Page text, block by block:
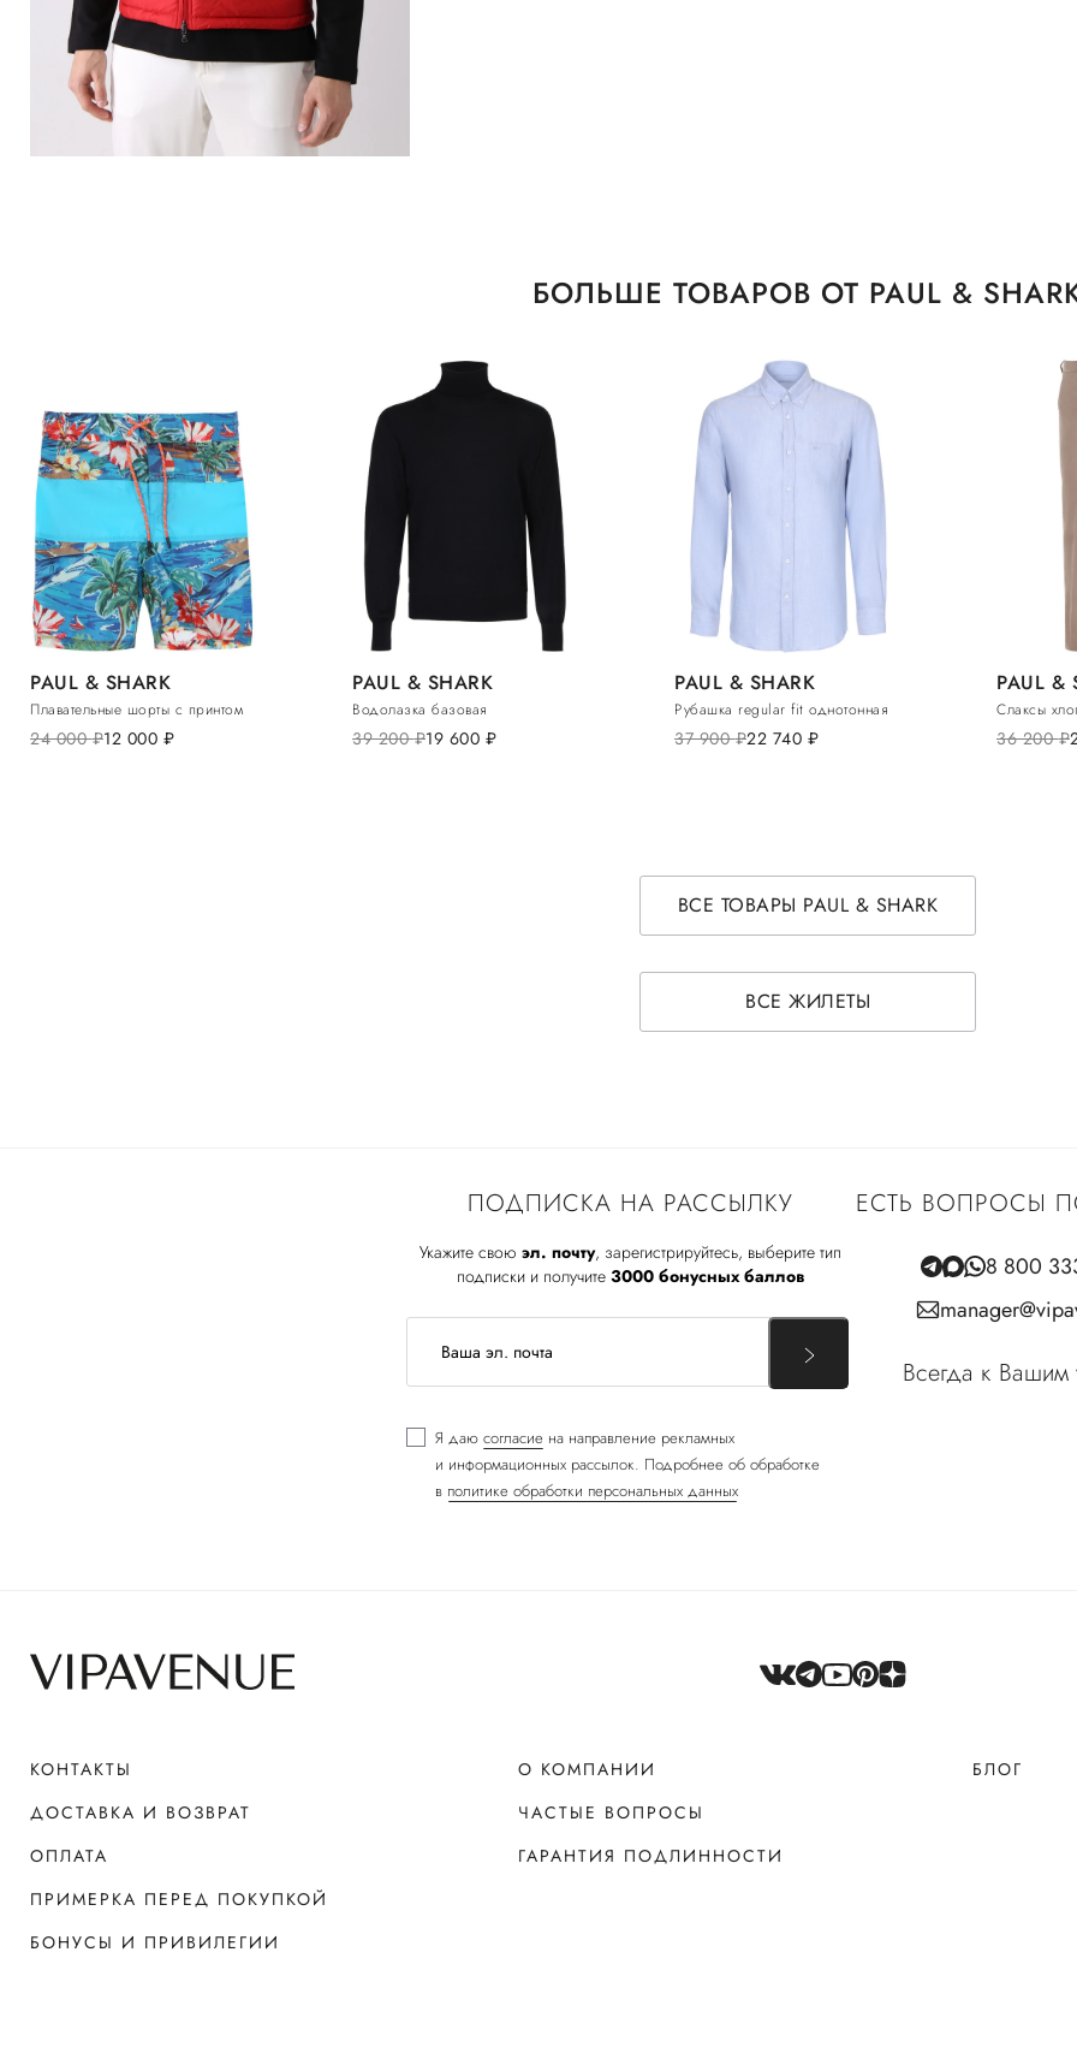
БОЛЬШЕ ТОВАРОВ ОТ PAUL &
PAUL & SHARK
Плавательные шорты с принтом
24 000руб.12 000 руб.
PAUL & SHARK
Водолазка базовая
39 200руб.19 600 руб.
PAUL & SHARK
Рубашка regular fit однотонная
37 900руб.22 740 руб.
PAUL &
Слаксы
36 200руб.
ВСЕ ТОВАРЫ PAUL & SHARK
ВСЕ ЖИЛЕТЫ
ПОДПИСКА НА РАССЫЛКУ
Укажите свою эл. почту, зарегистрируйтесь, выберите тип
подписки и получите 3000 бонусных баллов
Я даю согласие на направление рекламных
и информационных рассылок. Подробнее об обработке
в политике обработки персональных данных
ЕСТЬ ВОПРОСЫ
8 800
Всегда к Вашим
КОНТАКТЫ
ДОСТАВКА И ВОЗВРАТ
ОПЛАТА
ПРИМЕРКА ПЕРЕД ПОКУПКОЙ
БОНУСЫ И ПРИВИЛЕГИИ
О КОМПАНИИ
ЧАСТЫЕ ВОПРОСЫ
ГАРАНТИЯ ПОДЛИННОСТИ
БЛОГ